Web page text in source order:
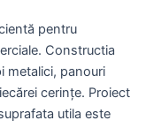
pentru
Constructia
metalici, panouri
cerințe. Proiect
utila este